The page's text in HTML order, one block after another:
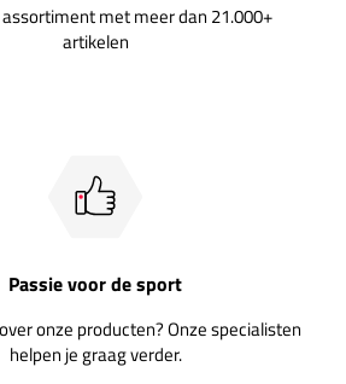
met meer dan 21.000+
artikelen
Passie voor de sport
onze producten? Onze specialisten
helpen je graag verder.